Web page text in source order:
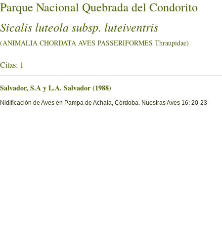
Parque Nacional Quebrada del Condorito
Sicalis luteola subsp. luteiventris
(ANIMALIA CHORDATA AVES PASSERIFORMES Thraupidae)
Citas: 1
Salvador, S.A y L.A. Salvador (1988)
Nidificación de Aves en Pampa de Achala, Córdoba. Nuestras Aves 16: 20-23